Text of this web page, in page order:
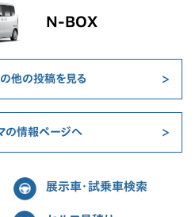
N-BOX
他の投稿を見る
の情報ページへ
展示車・試乗車検索